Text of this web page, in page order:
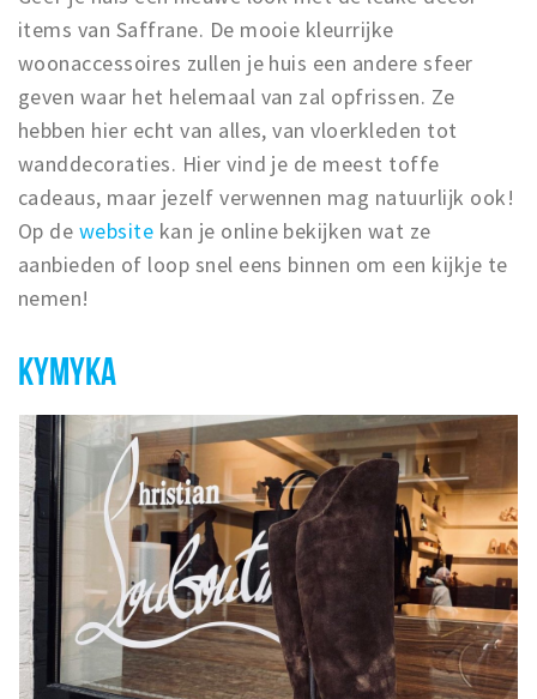
items van Saffrane. De mooie kleurrijke
woonaccessoires zullen je huis een andere sfeer
geven waar het helemaal van zal opfrissen. Ze
hebben hier echt van alles, van vloerkleden tot
wanddecoraties. Hier vind je de meest toffe
cadeaus, maar jezelf verwennen mag natuurlijk ook!
Op de website kan je online bekijken wat ze
aanbieden of loop snel eens binnen om een kijkje te
nemen!
KYMYKA